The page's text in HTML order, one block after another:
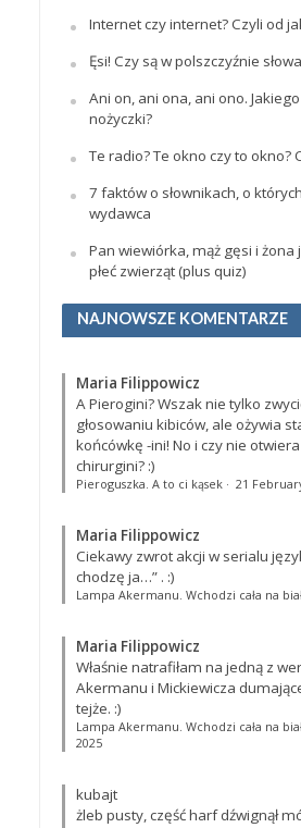
Internet czy internet? Czyli od
Ęsi! Czy są w polszczyźnie
Ani on, ani ona, ani ono.
nożyczki?
Te radio? Te okno czy to okno?
7 faktów o słownikach, o
wydawca
Pan wiewiórka, mąż gęsi i żona
płeć zwierząt (plus quiz)
NAJNOWSZE KOMENTARZE
Maria Filippowicz
A Pierogini? Wszak nie tylko
głosowaniu kibiców, ale ożywia
końcówkę -ini! No i czy nie
chirurgini? :)
Pieroguszka. A to ci kąsek· 21
Maria Filippowicz
Ciekawy zwrot akcji w serialu
chodzę ja…”. :)
Lampa Akermanu. Wchodzi cała na
Maria Filippowicz
Właśnie natrafiłam na jedną z
Akermanu i Mickiewicza
tejże. :)
Lampa Akermanu. Wchodzi cała na
2025
kubajt
żleb pusty, część harf dźwignął